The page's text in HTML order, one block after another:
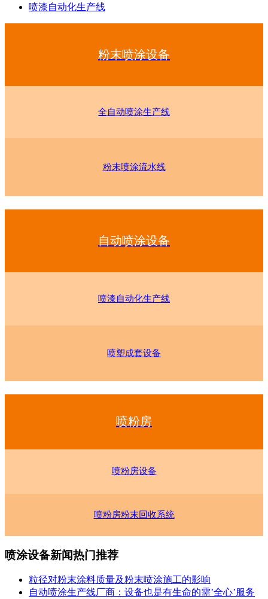
喷漆自动化生产线
粉末喷涂设备
全自动喷涂生产线
粉末喷涂流水线
自动喷涂设备
喷漆自动化生产线
喷塑成套设备
喷粉房
喷粉房设备
喷粉房粉末回收系统
喷涂设备新闻热门推荐
粒径对粉末涂料质量及粉末喷涂施工的影响
自动喷涂生产线厂商：设备也是有生命的需’全心’服务